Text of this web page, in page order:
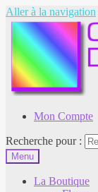
Aller à la navigation
Mon Compte
Recherche pour :
Menu
La Boutique